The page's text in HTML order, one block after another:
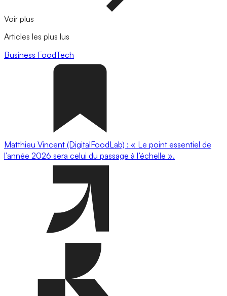
Voir plus
Articles les plus lus
Business FoodTech
Matthieu Vincent (DigitalFoodLab) : « Le point essentiel de
l’année 2026 sera celui du passage à l’échelle ».